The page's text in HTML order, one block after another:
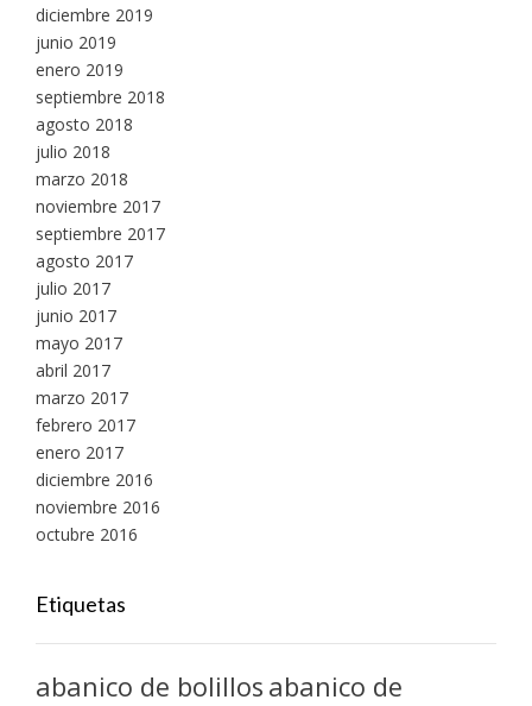
diciembre 2019
junio 2019
enero 2019
septiembre 2018
agosto 2018
julio 2018
marzo 2018
noviembre 2017
septiembre 2017
agosto 2017
julio 2017
junio 2017
mayo 2017
abril 2017
marzo 2017
febrero 2017
enero 2017
diciembre 2016
noviembre 2016
octubre 2016
Etiquetas
abanico de bolillos abanico de